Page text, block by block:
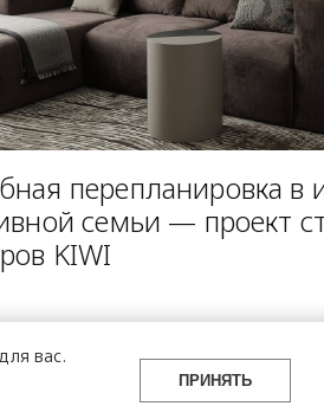
перепланировка в
семьи — проект
KIWI
вас.
ПРИНЯТЬ